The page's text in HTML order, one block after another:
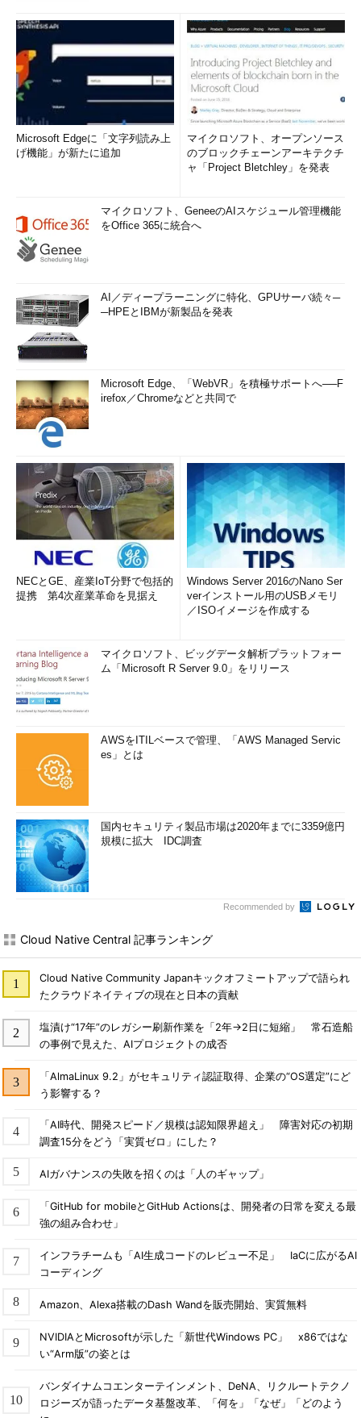
Microsoft Edgeに「文字列読み上
げ機能」が新たに追加
マイクロソフト、オープンソース
のブロックチェーンアーキテクチ
ャ「Project Bletchley」を発表
マイクロソフト、GeneeのAIスケジュール管理機能
をOffice 365に統合へ
AI／ディープラーニングに特化、GPUサーバ続々─
─HPEとIBMが新製品を発表
Microsoft Edge、「WebVR」を積極サポートへ──F
irefox／Chromeなどと共同で
NECとGE、産業IoT分野で包括的
提携 第4次産業革命を見据え
Windows Server 2016のNano Ser
verインストール用のUSBメモリ
／ISOイメージを作成する
マイクロソフト、ビッグデータ解析プラットフォー
ム「Microsoft R Server 9.0」をリリース
AWSをITILベースで管理、「AWS Managed Servic
es」とは
国内セキュリティ製品市場は2020年までに3359億円
規模に拡大 IDC調査
Recommended by
Cloud Native Central 記事ランキング
Cloud Native Community Japanキックオフミートアップで語られ
たクラウドネイティブの現在と日本の貢献
塩漬け“17年”のレガシー刷新作業を「2年→2日に短縮」 常石造船
の事例で見えた、AIプロジェクトの成否
「AlmaLinux 9.2」がセキュリティ認証取得、企業の“OS選定”にど
う影響する？
「AI時代、開発スピード／規模は認知限界超え」 障害対応の初期
調査15分をどう「実質ゼロ」にした？
AIガバナンスの失敗を招くのは「人のギャップ」
「GitHub for mobileとGitHub Actionsは、開発者の日常を変える最
強の組み合わせ」
インフラチームも「AI生成コードのレビュー不足」 IaCに広がるAI
コーディング
Amazon、Alexa搭載のDash Wandを販売開始、実質無料
NVIDIAとMicrosoftが示した「新世代Windows PC」 x86ではな
い“Arm版”の姿とは
バンダイナムコエンターテインメント、DeNA、リクルートテクノ
ロジーズが語ったデータ基盤改革、「何を」「なぜ」「どのよう